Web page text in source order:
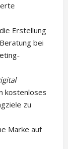
Erstellung
bei
kostenloses
zu
Marke auf